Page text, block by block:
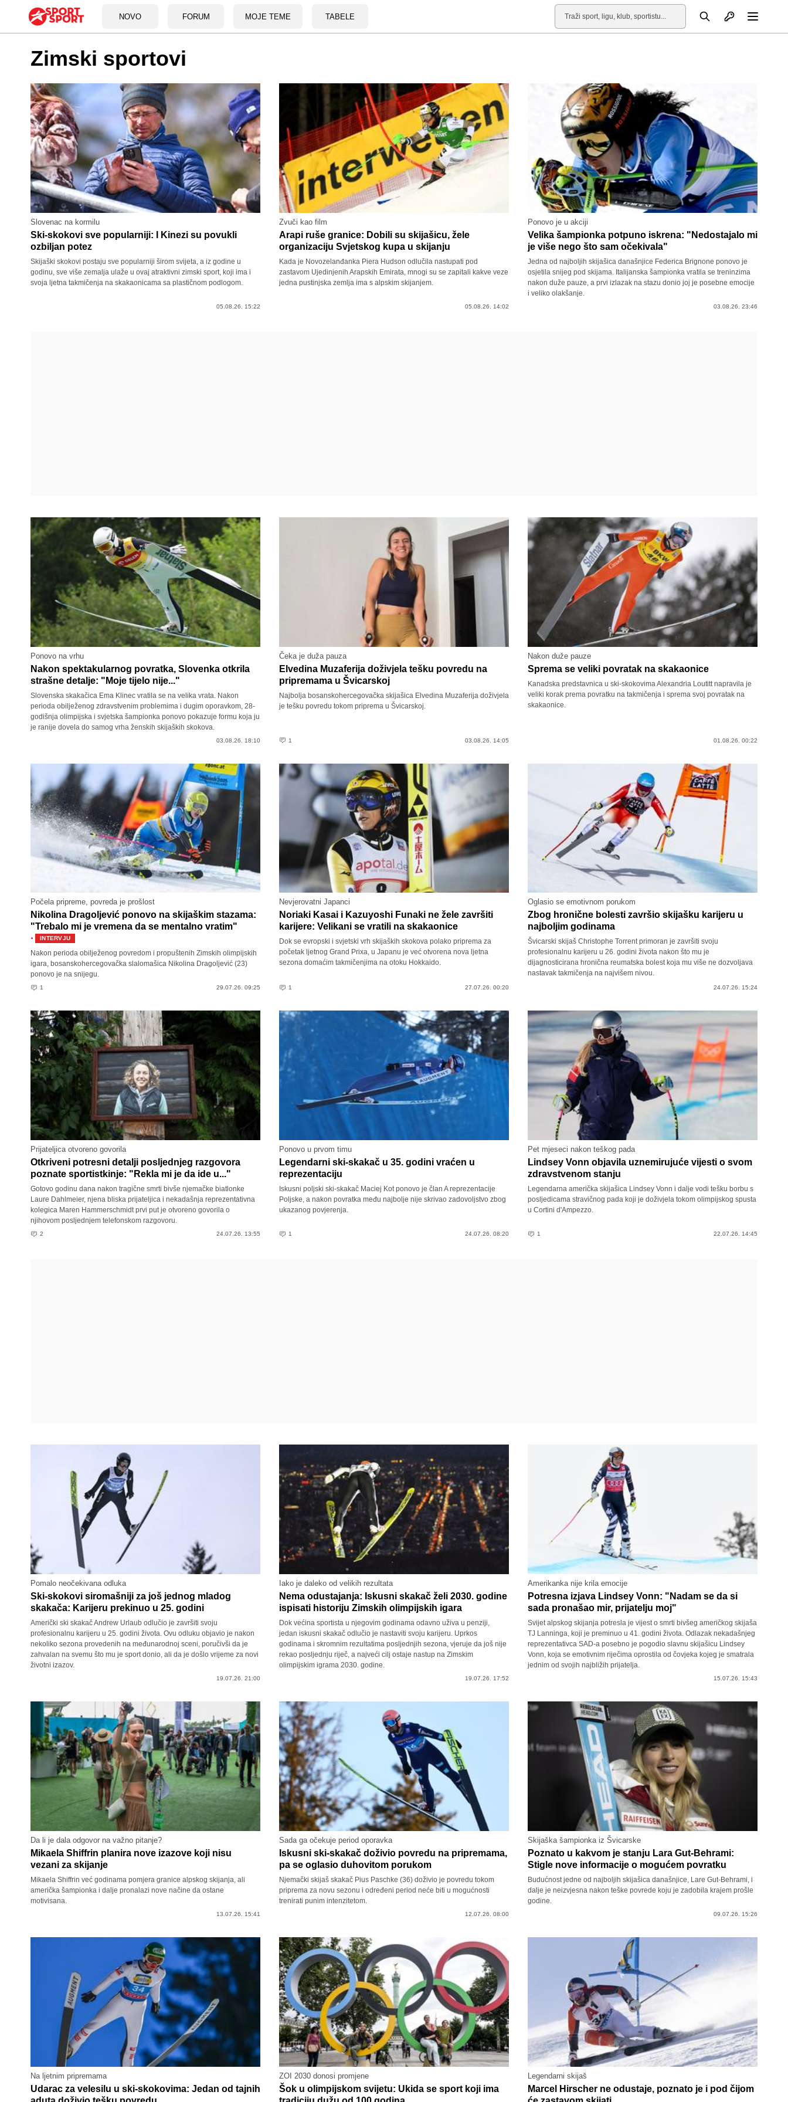
NOVO FORUM MOJE TEME TABELE
Pretraga Otvori profil
Zimski sportovi
Slovenac na kormilu
Ski-skokovi sve popularniji: I Kinezi su povukli
ozbiljan potez
Skijaški skokovi postaju sve popularniji širom svijeta, a iz godine u
godinu, sve više zemalja ulaže u ovaj atraktivni zimski sport, koji ima i
svoja ljetna takmičenja na skakaonicama sa plastičnom podlogom.
05.08.26. 15:22
Zvuči kao film
Arapi ruše granice: Dobili su skijašicu, žele
organizaciju Svjetskog kupa u skijanju
Kada je Novozelanđanka Piera Hudson odlučila nastupati pod
zastavom Ujedinjenih Arapskih Emirata, mnogi su se zapitali kakve veze
jedna pustinjska zemlja ima s alpskim skijanjem.
05.08.26. 14:02
Ponovo je u akciji
Velika šampionka potpuno iskrena: "Nedostajalo mi
je više nego što sam očekivala"
Jedna od najboljih skijašica današnjice Federica Brignone ponovo je
osjetila snijeg pod skijama. Italijanska šampionka vratila se treninzima
nakon duže pauze, a prvi izlazak na stazu donio joj je posebne emocije
i veliko olakšanje.
03.08.26. 23:46
Ponovo na vrhu
Nakon spektakularnog povratka, Slovenka otkrila
strašne detalje: "Moje tijelo nije..."
Slovenska skakačica Ema Klinec vratila se na velika vrata. Nakon
perioda obilježenog zdravstvenim problemima i dugim oporavkom, 28-
godišnja olimpijska i svjetska šampionka ponovo pokazuje formu koja ju
je ranije dovela do samog vrha ženskih skijaških skokova.
03.08.26. 18:10
Čeka je duža pauza
Elvedina Muzaferija doživjela tešku povredu na
pripremama u Švicarskoj
Najbolja bosanskohercegovačka skijašica Elvedina Muzaferija doživjela
je tešku povredu tokom priprema u Švicarskoj.
1 03.08.26. 14:05
Nakon duže pauze
Sprema se veliki povratak na skakaonice
Kanadska predstavnica u ski-skokovima Alexandria Loutitt napravila je
veliki korak prema povratku na takmičenja i sprema svoj povratak na
skakaonice.
01.08.26. 00:22
Počela pripreme, povreda je prošlost
Nikolina Dragoljević ponovo na skijaškim stazama:
"Trebalo mi je vremena da se mentalno vratim"
· INTERVJU
Nakon perioda obilježenog povredom i propuštenih Zimskih olimpijskih
igara, bosanskohercegovačka slalomašica Nikolina Dragoljević (23)
ponovo je na snijegu.
1 29.07.26. 09:25
Nevjerovatni Japanci
Noriaki Kasai i Kazuyoshi Funaki ne žele završiti
karijere: Velikani se vratili na skakaonice
Dok se evropski i svjetski vrh skijaških skokova polako priprema za
početak ljetnog Grand Prixa, u Japanu je već otvorena nova ljetna
sezona domaćim takmičenjima na otoku Hokkaido.
1 27.07.26. 00:20
Oglasio se emotivnom porukom
Zbog hronične bolesti završio skijašku karijeru u
najboljim godinama
Švicarski skijaš Christophe Torrent primoran je završiti svoju
profesionalnu karijeru u 26. godini života nakon što mu je
dijagnosticirana hronična reumatska bolest koja mu više ne dozvoljava
nastavak takmičenja na najvišem nivou.
24.07.26. 15:24
Prijateljica otvoreno govorila
Otkriveni potresni detalji posljednjeg razgovora
poznate sportistkinje: "Rekla mi je da ide u..."
Gotovo godinu dana nakon tragične smrti bivše njemačke biatlonke
Laure Dahlmeier, njena bliska prijateljica i nekadašnja reprezentativna
kolegica Maren Hammerschmidt prvi put je otvoreno govorila o
njihovom posljednjem telefonskom razgovoru.
2 24.07.26. 13:55
Ponovo u prvom timu
Legendarni ski-skakač u 35. godini vraćen u
reprezentaciju
Iskusni poljski ski-skakač Maciej Kot ponovo je član A reprezentacije
Poljske, a nakon povratka među najbolje nije skrivao zadovoljstvo zbog
ukazanog povjerenja.
1 24.07.26. 08:20
Pet mjeseci nakon teškog pada
Lindsey Vonn objavila uznemirujuće vijesti o svom
zdravstvenom stanju
Legendarna američka skijašica Lindsey Vonn i dalje vodi tešku borbu s
posljedicama stravičnog pada koji je doživjela tokom olimpijskog spusta
u Cortini d'Ampezzo.
1 22.07.26. 14:45
Pomalo neočekivana odluka
Ski-skokovi siromašniji za još jednog mladog
skakača: Karijeru prekinuo u 25. godini
Američki ski skakač Andrew Urlaub odlučio je završiti svoju
profesionalnu karijeru u 25. godini života. Ovu odluku objavio je nakon
nekoliko sezona provedenih na međunarodnoj sceni, poručivši da je
zahvalan na svemu što mu je sport donio, ali da je došlo vrijeme za novi
životni izazov.
19.07.26. 21:00
Iako je daleko od velikih rezultata
Nema odustajanja: Iskusni skakač želi 2030. godine
ispisati historiju Zimskih olimpijskih igara
Dok većina sportista u njegovim godinama odavno uživa u penziji,
jedan iskusni skakač odlučio je nastaviti svoju karijeru. Uprkos
godinama i skromnim rezultatima posljednjih sezona, vjeruje da još nije
rekao posljednju riječ, a najveći cilj ostaje nastup na Zimskim
olimpijskim igrama 2030. godine.
19.07.26. 17:52
Amerikanka nije krila emocije
Potresna izjava Lindsey Vonn: "Nadam se da si
sada pronašao mir, prijatelju moj"
Svijet alpskog skijanja potresla je vijest o smrti bivšeg američkog skijaša
TJ Lanninga, koji je preminuo u 41. godini života. Odlazak nekadašnjeg
reprezentativca SAD-a posebno je pogodio slavnu skijašicu Lindsey
Vonn, koja se emotivnim riječima oprostila od čovjeka kojeg je smatrala
jednim od svojih najbližih prijatelja.
15.07.26. 15:43
Da li je dala odgovor na važno pitanje?
Mikaela Shiffrin planira nove izazove koji nisu
vezani za skijanje
Mikaela Shiffrin već godinama pomjera granice alpskog skijanja, ali
američka šampionka i dalje pronalazi nove načine da ostane
motivisana.
13.07.26. 15:41
Sada ga očekuje period oporavka
Iskusni ski-skakač doživio povredu na pripremama,
pa se oglasio duhovitom porukom
Njemački skijaš skakač Pius Paschke (36) doživio je povredu tokom
priprema za novu sezonu i određeni period neće biti u mogućnosti
trenirati punim intenzitetom.
12.07.26. 08:00
Skijaška šampionka iz Švicarske
Poznato u kakvom je stanju Lara Gut-Behrami:
Stigle nove informacije o mogućem povratku
Budućnost jedne od najboljih skijašica današnjice, Lare Gut-Behrami, i
dalje je neizvjesna nakon teške povrede koju je zadobila krajem prošle
godine.
09.07.26. 15:26
Na ljetnim pripremama
Udarac za velesilu u ski-skokovima: Jedan od tajnih
ZOI 2030 donosi promjene
Šok u olimpijskom svijetu: Ukida se sport koji ima
Legendarni skijaš
Marcel Hirscher ne odustaje, poznato je i pod čijom